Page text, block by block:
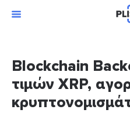
Blockchain
τιμών XRP,